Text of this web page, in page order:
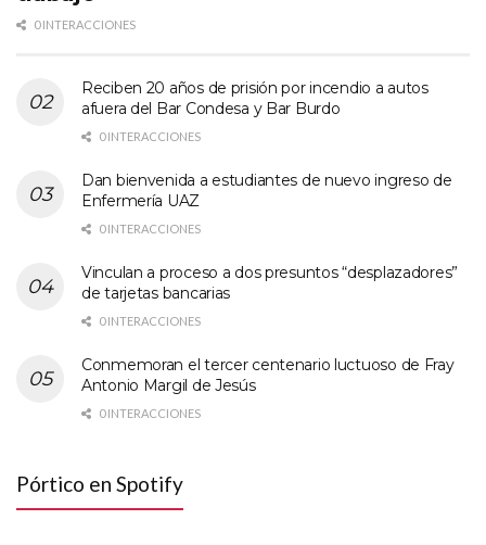
0 INTERACCIONES
Reciben 20 años de prisión por incendio a autos
afuera del Bar Condesa y Bar Burdo
0 INTERACCIONES
Dan bienvenida a estudiantes de nuevo ingreso de
Enfermería UAZ
0 INTERACCIONES
Vinculan a proceso a dos presuntos “desplazadores”
de tarjetas bancarias
0 INTERACCIONES
Conmemoran el tercer centenario luctuoso de Fray
Antonio Margil de Jesús
0 INTERACCIONES
Pórtico en Spotify